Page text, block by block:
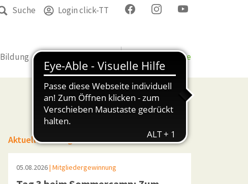
Suche Login click-TT
Bildung Bezirke & Kreise
Aktuelle Beiträge
05.08.2026| Mitgliedergewinnung